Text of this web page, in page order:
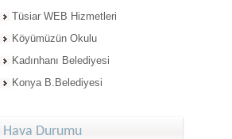
Tüsiar WEB Hizmetleri
Köyümüzün Okulu
Kadınhanı Belediyesi
Konya B.Belediyesi
Hava Durumu